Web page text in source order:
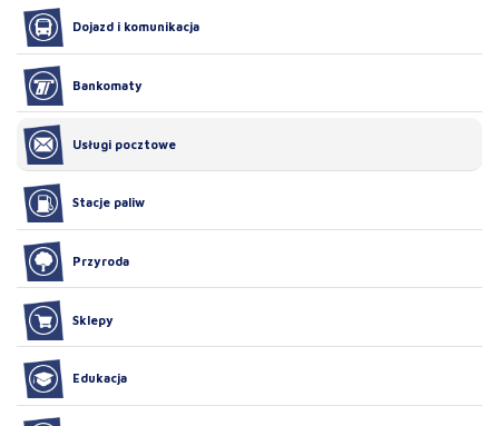
Dojazd i komunikacja
Bankomaty
Usługi pocztowe
Stacje paliw
Przyroda
Sklepy
Edukacja